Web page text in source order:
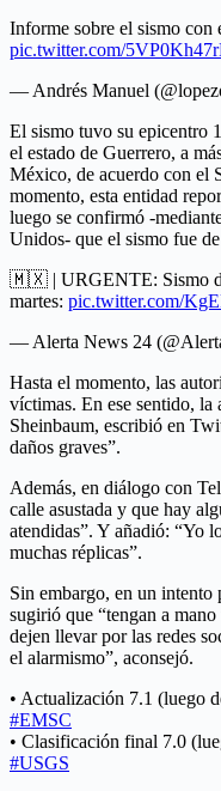
Informe sobre el sismo con
pic.twitter.com/
— Andrés Manuel
El sismo tuvo su epicentro
el estado de Guerrero, a
México, de acuerdo con el
momento, esta entidad
luego se confirmó -
Unidos- que el sismo fue
🇲🇽 | URGENTE: Sismo
martes: pic.twitter.com/
— Alerta News 24
Hasta el momento, las
víctimas. En ese sentido,
Sheinbaum, escribió en
daños graves”.
Además, en diálogo con
calle asustada y que hay
atendidas”. Y añadió: “Yo
muchas réplicas”.
Sin embargo, en un
sugirió que “tengan a
dejen llevar por las redes
el alarmismo”, aconsejó.
• Actualización 7.1 (luego
#EMSC
• Clasificación final 7.0
#USGS